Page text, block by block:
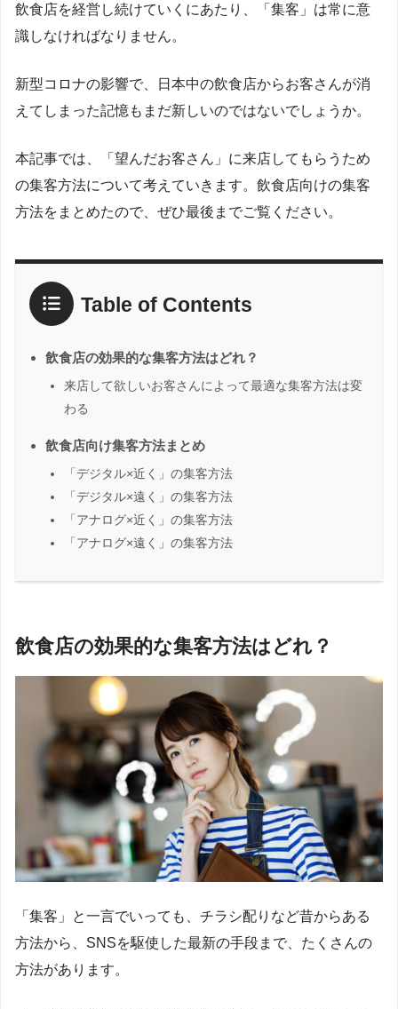
飲食店を経営し続けていくにあたり、「集客」は常に意
識しなければなりません。
新型コロナの影響で、日本中の飲食店からお客さんが消
えてしまった記憶もまだ新しいのではないでしょうか。
本記事では、「望んだお客さん」に来店してもらうため
の集客方法について考えていきます。飲食店向けの集客
方法をまとめたので、ぜひ最後までご覧ください。
Table of Contents
飲食店の効果的な集客方法はどれ？
来店して欲しいお客さんによって最適な集客方法は変
わる
飲食店向け集客方法まとめ
「デジタル×近く」の集客方法
「デジタル×遠く」の集客方法
「アナログ×近く」の集客方法
「アナログ×遠く」の集客方法
飲食店の効果的な集客方法はどれ？
「集客」と一言でいっても、チラシ配りなど昔からある
方法から、SNSを駆使した最新の手段まで、たくさんの
方法があります。